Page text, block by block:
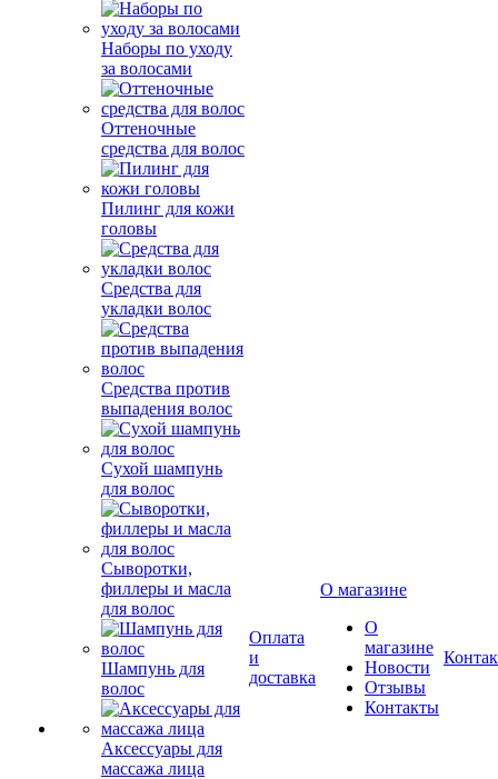
Наборы по уходу
за волосами
Оттеночные
средства для волос
Пилинг для кожи
головы
Средства для
укладки волос
Средства против
выпадения волос
Сухой шампунь
для волос
Сыворотки,
филлеры и масла
для волос
Шампунь для
волос
Аксессуары для
массажа лица
Оплата
и
доставка
О магазине
О
магазине
Новости
Отзывы
Контакты